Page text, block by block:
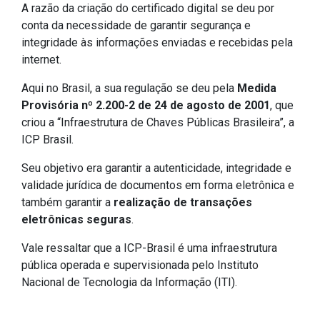
A razão da criação do certificado digital se deu por
conta da necessidade de garantir segurança e
integridade às informações enviadas e recebidas pela
internet.
Aqui no Brasil, a sua regulação se deu pela Medida
Provisória nº 2.200-2 de 24 de agosto de 2001, que
criou a “Infraestrutura de Chaves Públicas Brasileira”, a
ICP Brasil.
Seu objetivo era garantir a autenticidade, integridade e
validade jurídica de documentos em forma eletrônica e
também garantir a realização de transações
eletrônicas seguras.
Vale ressaltar que a ICP-Brasil é uma infraestrutura
pública operada e supervisionada pelo Instituto
Nacional de Tecnologia da Informação (ITI).